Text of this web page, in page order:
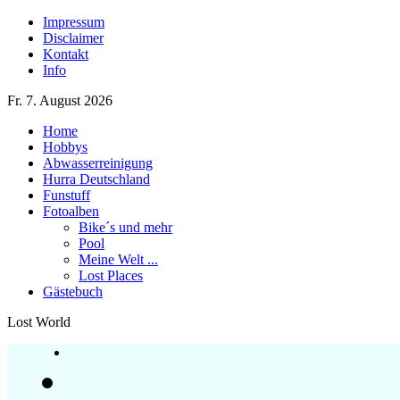
Impressum
Disclaimer
Kontakt
Info
Fr. 7. August 2026
Home
Hobbys
Abwasserreinigung
Hurra Deutschland
Funstuff
Fotoalben
Bike´s und mehr
Pool
Meine Welt ...
Lost Places
Gästebuch
Lost World